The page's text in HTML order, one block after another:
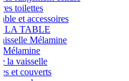
toilettes
et accessoires
LA TABLE
Mélamine
Mélamine
la vaisselle
et couverts